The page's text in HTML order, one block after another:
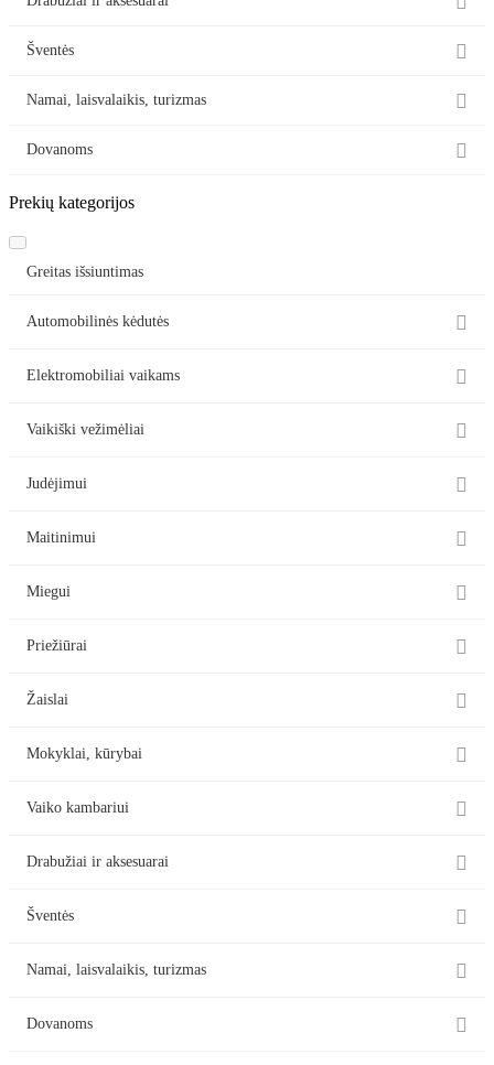
Šventės 
Namai, laisvalaikis, turizmas 
Dovanoms 
Prekių kategorijos
Greitas išsiuntimas
Automobilinės kėdutės 
Elektromobiliai vaikams 
Vaikiški vežimėliai 
Judėjimui 
Maitinimui 
Miegui 
Priežiūrai 
Žaislai 
Mokyklai, kūrybai 
Vaiko kambariui 
Drabužiai ir aksesuarai 
Šventės 
Namai, laisvalaikis, turizmas 
Dovanoms 